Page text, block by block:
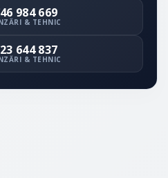
984 669
& TEHNIC
644 837
& TEHNIC